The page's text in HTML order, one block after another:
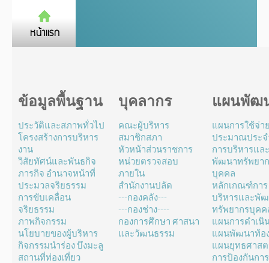
ข้อมูลพื้นฐาน
ประวัติและสภาพทั่วไป
โครงสร้างการบริหาร
งาน
วิสัยทัศน์และพันธกิจ
ภารกิจ อำนาจหน้าที่
ประมวลจริยธรรม
การขับเคลื่อน
จริยธรรม
ภาพกิจกรรม
นโยบายของผู้บริหาร
กิจกรรมนำร่อง บึงมะลู
สถานที่ท่องเที่ยว
บุคลากร
คณะผู้บริหาร
สมาชิกสภา
หัวหน้าส่วนราชการ
หน่วยตรวจสอบ
ภายใน
สำนักงานปลัด
---กองคลัง---
---กองช่าง----
กองการศึกษา ศาสนา
และวัฒนธรรม
แผนพัฒ
แผนการใช้จ่า
ประมาณประ
การบริหารแล
พัฒนาทรัพยา
บุคคล
หลักเกณฑ์การ
บริหารและพั
ทรัพยากรบุคค
แผนการดำเนิ
แผนพัฒนาท้อ
แผนยุทธศาส
การป้องกันกา